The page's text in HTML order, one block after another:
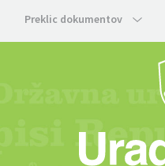
Preklic dokumentov